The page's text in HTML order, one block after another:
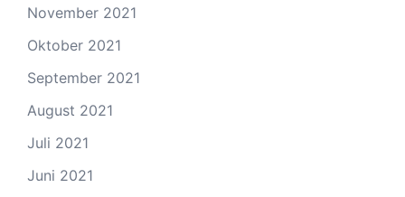
November 2021
Oktober 2021
September 2021
August 2021
Juli 2021
Juni 2021